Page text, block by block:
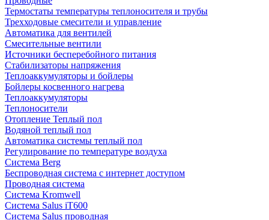
Термостаты температуры теплоносителя и трубы
Трехходовые смесители и управление
Автоматика для вентилей
Смесительные вентили
Источники бесперебойного питания
Стабилизаторы напряжения
Теплоаккумуляторы и бойлеры
Бойлеры косвенного нагрева
Теплоаккумуляторы
Теплоносители
Отопление Теплый пол
Водяной теплый пол
Автоматика системы теплый пол
Регулирование по температуре воздуха
Система Berg
Беспроводная система с интернет доступом
Проводная система
Система Kromwell
Система Salus iT600
Система Salus проводная